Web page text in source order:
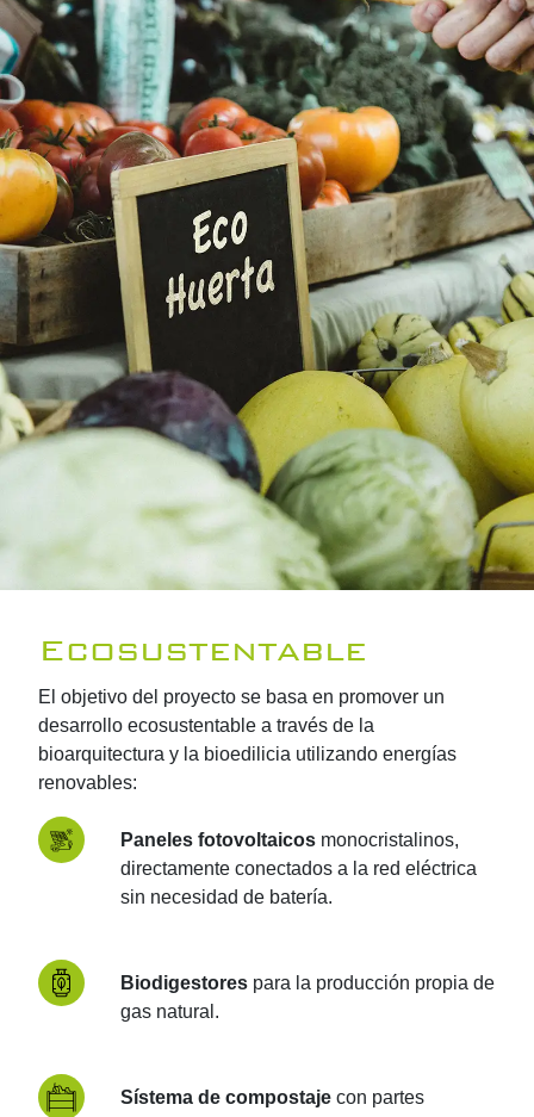
Ecosustentable
El objetivo del proyecto se basa en promover un
desarrollo ecosustentable a través de la
bioarquitectura y la bioedilicia utilizando energías
renovables:
Paneles fotovoltaicos monocristalinos,
directamente conectados a la red eléctrica
sin necesidad de batería.
Biodigestores para la producción propia de
gas natural.
Sístema de compostaje con partes